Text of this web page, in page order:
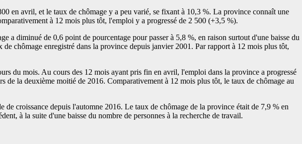
en avril, et le taux de chômage y a peu varié, se fixant à 10,3 %. La province connaît une
à 12 mois plus tôt, l'emploi y a progressé de 2 500 (+3,5 %).
a diminué de 0,6 point de pourcentage pour passer à 5,8 %, en raison surtout d'une baisse du
chômage enregistré dans la province depuis janvier 2001. Par rapport à 12 mois plus tôt,
du mois. Au cours des 12 mois ayant pris fin en avril, l'emploi dans la province a progressé
de la deuxième moitié de 2016. Comparativement à 12 mois plus tôt, le taux de chômage au
croissance depuis l'automne 2016. Le taux de chômage de la province était de 7,9 % en
à la suite d'une baisse du nombre de personnes à la recherche de travail.